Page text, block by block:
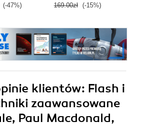
(-47%) 169.00zł (-15%)
klientów: Flash i
zaawansowane
Paul Macdonald,